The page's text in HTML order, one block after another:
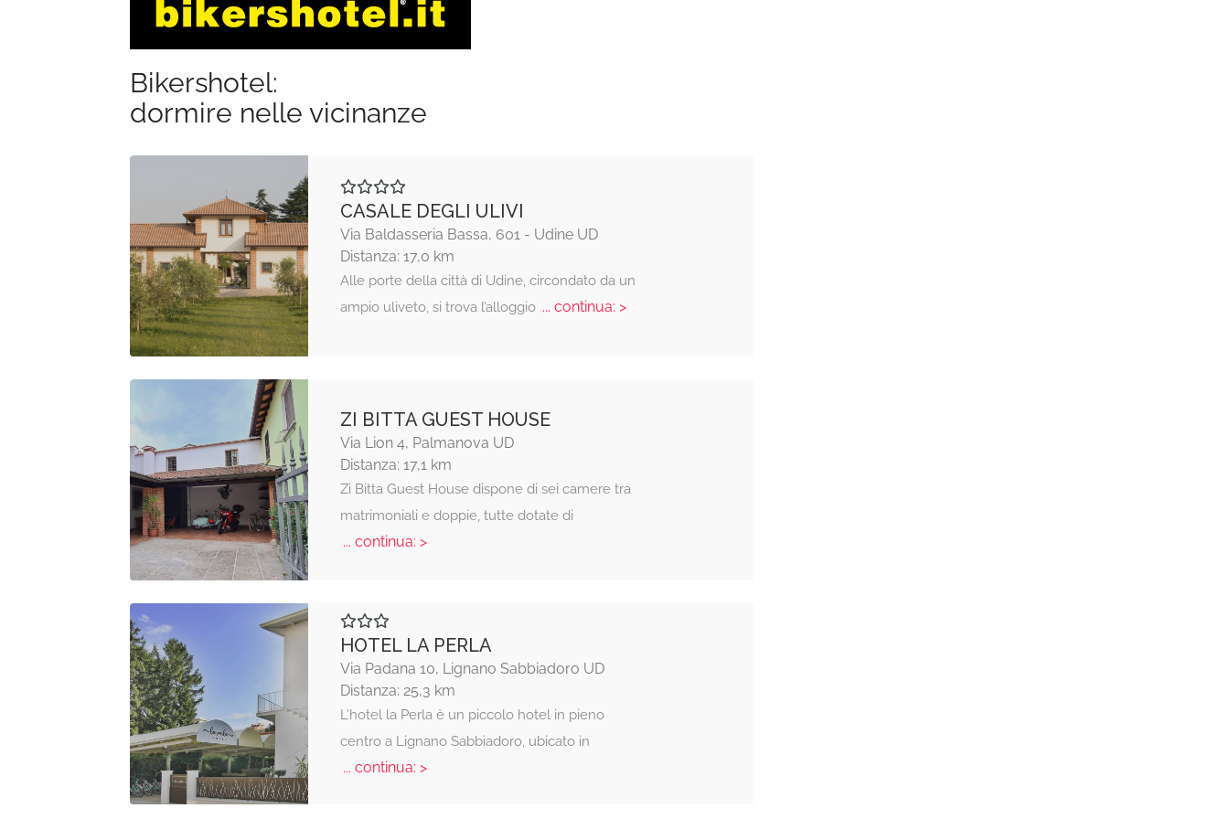
Bikershotel:
dormire nelle vicinanze
CASALE DEGLI ULIVI
Via Baldasseria Bassa, 601 - Udine UD
Distanza: 17,0 km
Alle porte della città di Udine, circondato da un
ampio uliveto, si trova l’alloggio... continua: >
ZI BITTA GUEST HOUSE
Via Lion 4, Palmanova UD
Distanza: 17,1 km
Zi Bitta Guest House dispone di sei camere tra
matrimoniali e doppie, tutte dotate di
... continua: >
HOTEL LA PERLA
Via Padana 10, Lignano Sabbiadoro UD
Distanza: 25,3 km
L’hotel la Perla è un piccolo hotel in pieno
centro a Lignano Sabbiadoro, ubicato in
... continua: >